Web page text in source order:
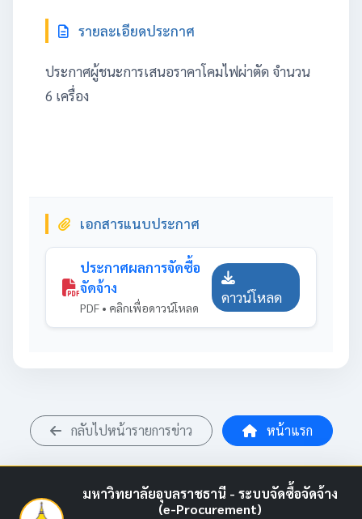
รายละเอียดประกาศ
ประกาศผู้ชนะการเสนอราคาโคมไฟผ่าตัด จำนวน
6 เครื่อง
เอกสารแนบประกาศ
ประกาศผลการจัดซื้อ
จัดจ้าง
PDF • คลิกเพื่อดาวน์โหลด
ดาวน์โหลด
กลับไปหน้ารายการข่าว หน้าแรก
มหาวิทยาลัยอุบลราชธานี - ระบบจัดซื้อจัดจ้าง
(e-Procurement)